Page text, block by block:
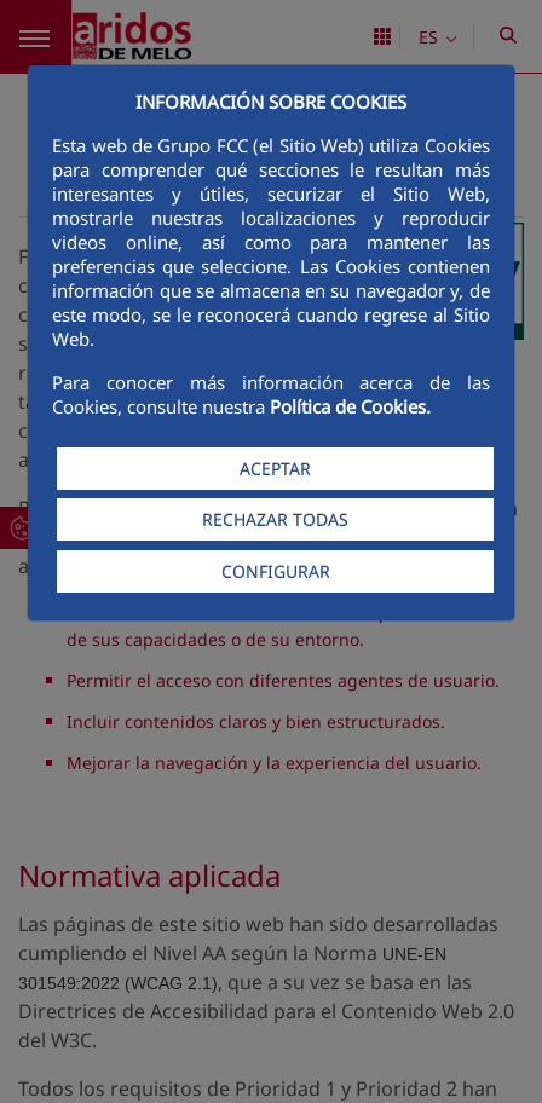
Saltar al contenido principal
INFORMACIÓN SOBRE COOKIES
Esta web de Grupo FCC (el Sitio Web) utiliza Cookies
para comprender qué secciones le resultan más
interesantes y útiles, securizar el Sitio Web,
mostrarle nuestras localizaciones y reproducir
videos online, así como para mantener las
preferencias que seleccione. Las Cookies contienen
información que se almacena en su navegador y, de
este modo, se le reconocerá cuando regrese al Sitio
Web.
Para conocer más información acerca de las
Cookies, consulte nuestra Política de Cookies.
ACEPTAR
RECHAZAR TODAS
CONFIGURAR
ES
Accesibilidad
Áridos de Melo > Accesibilidad
FCC apuesta por la responsabilidad social
corporativa al estar convencida de que su
comportamiento ético y su compromiso
social y medioambiental, además de
responder a imperativos de equidad y justicia, son
también rentables al traducirse en una mejora del
clima laboral y generar vínculos de reciprocidad y
aceptación en el entorno.
Por estas razones en el sitio web se han adoptado una
serie de medidas con el objetivo de garantizar la
accesibilidad de los contenidos, con el fin de:
Facilitar el acceso de los usuarios independientemente
de sus capacidades o de su entorno.
Permitir el acceso con diferentes agentes de usuario.
Incluir contenidos claros y bien estructurados.
Mejorar la navegación y la experiencia del usuario.
Normativa aplicada
Las páginas de este sitio web han sido desarrolladas
cumpliendo el Nivel AA según la Norma UNE-EN
301549:2022 (WCAG 2.1), que a su vez se basa en las
Directrices de Accesibilidad para el Contenido Web 2.0
del W3C.
Todos los requisitos de Prioridad 1 y Prioridad 2 han